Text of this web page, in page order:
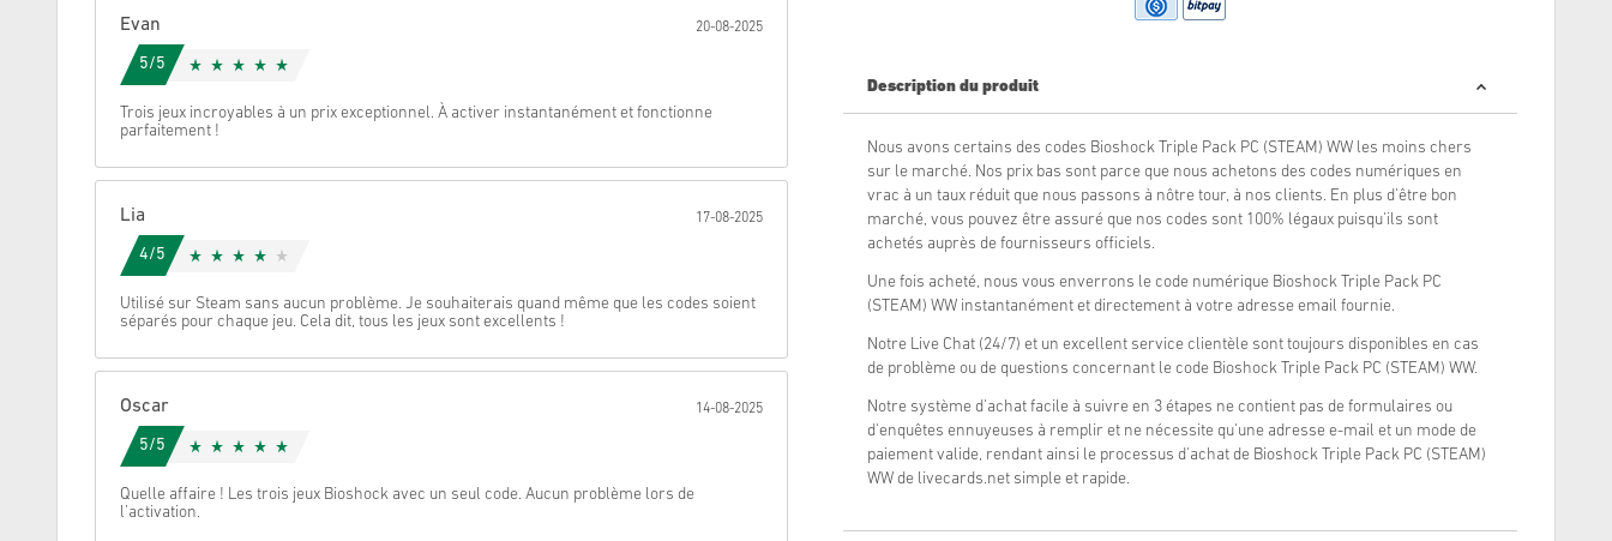
Annulez
Evan 20-08-2025
5/5
Trois jeux incroyables à un prix exceptionnel. À activer instantanément et fonctionne
parfaitement !
Lia 17-08-2025
4/5
Utilisé sur Steam sans aucun problème. Je souhaiterais quand même que les codes soient
séparés pour chaque jeu. Cela dit, tous les jeux sont excellents !
Oscar 14-08-2025
5/5
Quelle affaire ! Les trois jeux Bioshock avec un seul code. Aucun problème lors de
l’activation.
Description du produit
Nous avons certains des codes Bioshock Triple Pack PC (STEAM) WW les moins chers
sur le marché. Nos prix bas sont parce que nous achetons des codes numériques en
vrac à un taux réduit que nous passons à nôtre tour, à nos clients. En plus d'être bon
marché, vous pouvez être assuré que nos codes sont 100% légaux puisqu'ils sont
achetés auprès de fournisseurs officiels.
Une fois acheté, nous vous enverrons le code numérique Bioshock Triple Pack PC
(STEAM) WW instantanément et directement à votre adresse email fournie.
Notre Live Chat (24/7) et un excellent service clientèle sont toujours disponibles en cas
de problème ou de questions concernant le code Bioshock Triple Pack PC (STEAM) WW.
Notre système d'achat facile à suivre en 3 étapes ne contient pas de formulaires ou
d'enquêtes ennuyeuses à remplir et ne nécessite qu'une adresse e-mail et un mode de
paiement valide, rendant ainsi le processus d'achat de Bioshock Triple Pack PC (STEAM)
WW de livecards.net simple et rapide.